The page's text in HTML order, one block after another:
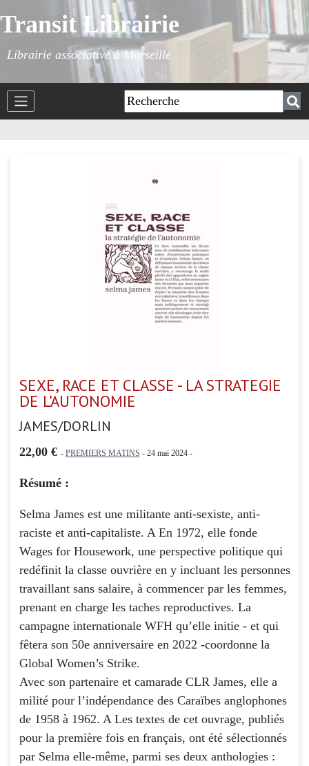
Transit Librairie
Librairie associative à Marseille
SEXE, RACE ET CLASSE - LA STRATEGIE
DE L’AUTONOMIE
JAMES/DORLIN
22,00 € - PREMIERS MATINS - 24 mai 2024 -
Résumé :
Selma James est une militante anti-sexiste, anti-
raciste et anti-capitaliste. A En 1972, elle fonde
Wages for Housework, une perspective politique qui
redéfinit la classe ouvrière en y incluant les personnes
travaillant sans salaire, à commencer par les femmes,
prenant en charge les taches reproductives. La
campagne internationale WFH qu’elle initie - et qui
fêtera son 50e anniversaire en 2022 -coordonne la
Global Women’s Strike.
Avec son partenaire et camarade CLR James, elle a
milité pour l’indépendance des Caraïbes anglophones
de 1958 à 1962. A Les textes de cet ouvrage, publiés
pour la première fois en français, ont été sélectionnés
par Selma elle-même, parmi ses deux anthologies :